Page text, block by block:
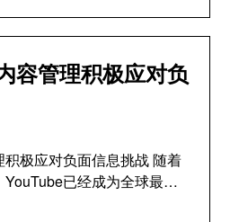
容管理积极应对负
极应对负面信息挑战 随着
YouTube已经成为全球最…